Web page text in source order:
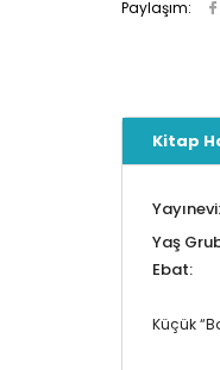
Paylaşım:
Kitap
Yayınevi:
Yaş
Ebat:
Küçük